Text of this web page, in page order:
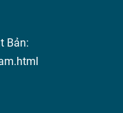
Bản: